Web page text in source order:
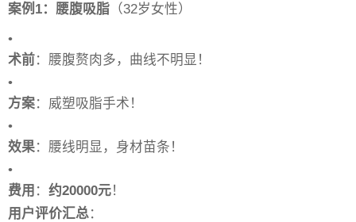
案例1：腰腹吸脂（32岁女性）
•
术前：腰腹赘肉多，曲线不明显！
•
方案：威塑吸脂手术！
•
效果：腰线明显，身材苗条！
•
费用 ： 约20000元！
用户评价汇总：